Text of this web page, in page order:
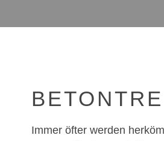
Immer öfter werden